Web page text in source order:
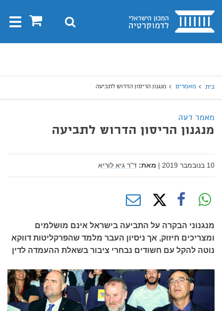
בית 0 חיפוש
בית מאמרים מנגנון הריסון הדרוש לתביעה
מאמר דעה
מנגנון הריסון הדרוש לתביעה
10 בנובמבר 2019 | מאת: ד"ר גיא לוריא
מנגנוני הבקרה על התביעה בישראל אינם מושלמים
ומצריכים חיזוק, אך ניסיון העבר מלמד שהפרקליטות דווקא
נוטה להקל עם חשודים נבחרי ציבור בשאלת ההעמדה לדין